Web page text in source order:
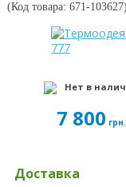
(Код товара: 671-103627)
Нет в
7 800 грн.
Доставка